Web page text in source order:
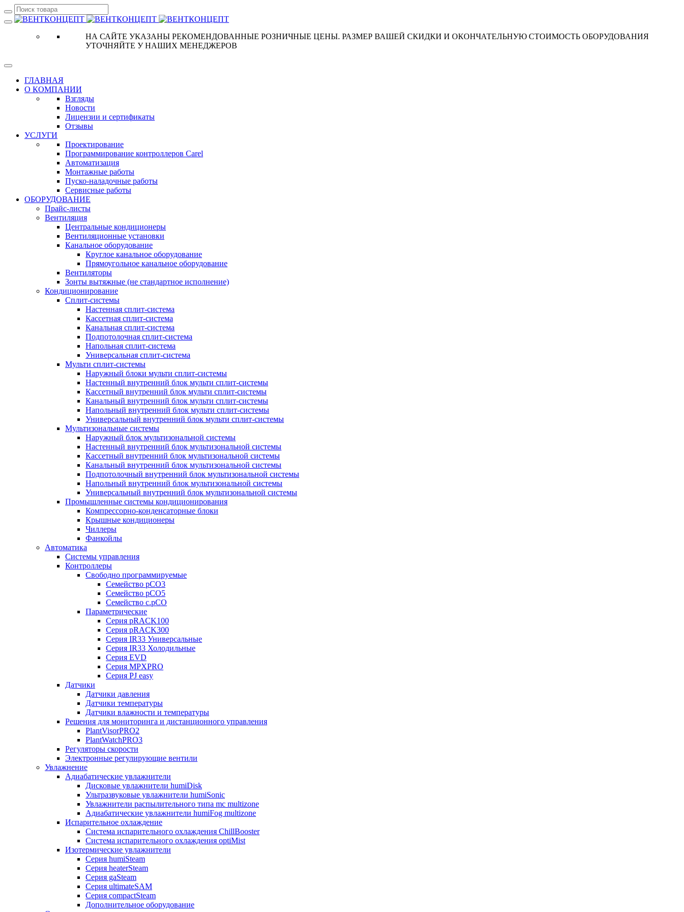
НА САЙТЕ УКАЗАНЫ РЕКОМЕНДОВАННЫЕ РОЗНИЧНЫЕ ЦЕНЫ. РАЗМЕР ВАШЕЙ СКИДКИ И ОКОНЧАТЕЛЬНУЮ СТОИМОСТЬ ОБОРУДОВАНИЯ
УТОЧНЯЙТЕ У НАШИХ МЕНЕДЖЕРОВ
ГЛАВНАЯ
О КОМПАНИИ
Взгляды
Новости
Лицензии и сертификаты
Отзывы
УСЛУГИ
Проектирование
Программирование контроллеров Carel
Автоматизация
Монтажные работы
Пуско-наладочные работы
Сервисные работы
ОБОРУДОВАНИЕ
Прайс-листы
Вентиляция
Центральные кондиционеры
Вентиляционные установки
Канальное оборудование
Круглое канальное оборудование
Прямоугольное канальное оборудование
Вентиляторы
Зонты вытяжные (не стандартное исполнение)
Кондиционирование
Сплит-системы
Настенная сплит-система
Кассетная сплит-система
Канальная сплит-система
Подпотолочная сплит-система
Напольная сплит-система
Универсальная сплит-система
Мульти сплит-системы
Наружный блоки мульти сплит-системы
Настенный внутренний блок мульти сплит-системы
Кассетный внутренний блок мульти сплит-системы
Канальный внутренний блок мульти сплит-системы
Напольный внутренний блок мульти сплит-системы
Универсальный внутренний блок мульти сплит-системы
Мультизональные системы
Наружный блок мультизональной системы
Настенный внутренний блок мультизональной системы
Кассетный внутренний блок мультизональной системы
Канальный внутренний блок мультизональной системы
Подпотолочный внутренний блок мультизональной системы
Напольный внутренний блок мультизональной системы
Универсальный внутренний блок мультизональной системы
Промышленные системы кондиционирования
Компрессорно-конденсаторные блоки
Крышные кондиционеры
Чиллеры
Фанкойлы
Автоматика
Системы управления
Контроллеры
Свободно программируемые
Семейство pCO3
Семейство pCO5
Семейство c.pCO
Параметрические
Серия pRACK100
Серия pRACK300
Серия IR33 Универсальные
Серия IR33 Холодильные
Серия EVD
Серия MPXPRO
Серия PJ easy
Датчики
Датчики давления
Датчики температуры
Датчики влажности и температуры
Решения для мониторинга и дистанционного управления
PlantVisorPRO2
PlantWatchPRO3
Регуляторы скорости
Электронные регулирующие вентили
Увлажнение
Адиабатические увлажнители
Дисковые увлажнители humiDisk
Ультразвуковые увлажнители humiSonic
Увлажнители распылительного типа mc multizone
Адиабатические увлажнители humiFog multizone
Испарительное охлаждение
Система испарительного охлаждения ChillBooster
Система испарительного охлаждения optiMist
Изотермические увлажнители
Серия humiSteam
Серия heaterSteam
Серия gaSteam
Серия ultimateSAM
Серия compactSteam
Дополнительное оборудование